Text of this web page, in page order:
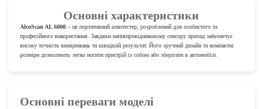
Основні характеристики
AlcoScan AL 6000– це портативний алкотестер, розроблений для особистого та
професійного використання. Завдяки напівпровідниковому сенсору прилад забезпечує
високу точність вимірювань та швидкий результат. Його зручний дизайн та компактні
розміри дозволяють легко носити пристрій із собою або зберігати в автомобілі.
Основні переваги моделі